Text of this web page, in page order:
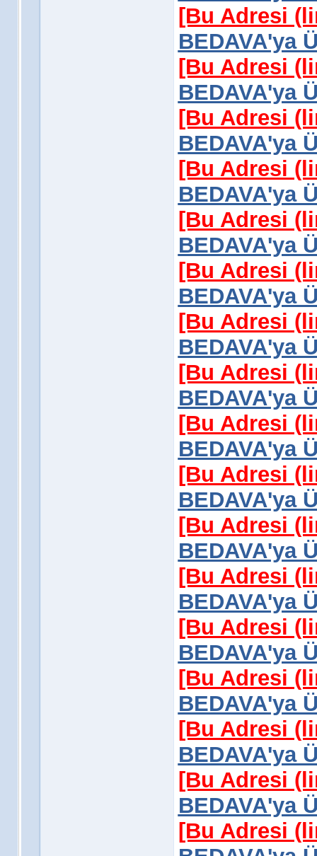
[Bu Adresi
BEDAVA'ya
[Bu Adresi
BEDAVA'ya
[Bu Adresi
BEDAVA'ya
[Bu Adresi
BEDAVA'ya
[Bu Adresi
BEDAVA'ya
[Bu Adresi
BEDAVA'ya
[Bu Adresi
BEDAVA'ya
[Bu Adresi
BEDAVA'ya
[Bu Adresi
BEDAVA'ya
[Bu Adresi
BEDAVA'ya
[Bu Adresi
BEDAVA'ya
[Bu Adresi
BEDAVA'ya
[Bu Adresi
BEDAVA'ya
[Bu Adresi
BEDAVA'ya
[Bu Adresi
BEDAVA'ya
[Bu Adresi
BEDAVA'ya
[Bu Adresi